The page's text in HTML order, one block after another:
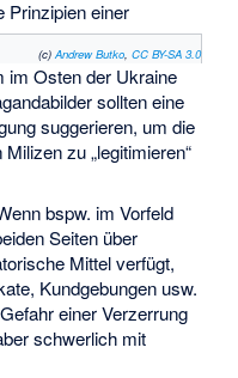
(c)Andrew Butko, CC BY-SA 3.0
im Osten der Ukraine
sollten eine
suggerieren, um die
zu „legitimieren“
Prinzipien einer
bspw. im Vorfeld
Seiten über
Mittel verfügt,
Kundgebungen usw.
einer Verzerrung
schwerlich mit